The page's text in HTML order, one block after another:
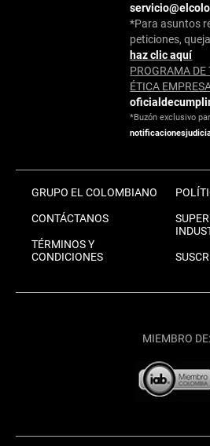
*Para asuntos
peticiones,
haz clic aquí
PROGRAMA DE
ÉTICA
*Buzón exclusivo
GRUPO EL COLOMBIANO
CONTÁCTANOS
TÉRMINOS Y
CONDICIONES
MIEMBRO DE: